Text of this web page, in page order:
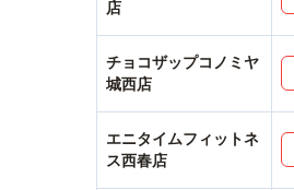
店
チョコザップコノミヤ
城西店
エニタイムフィットネ
ス西春店